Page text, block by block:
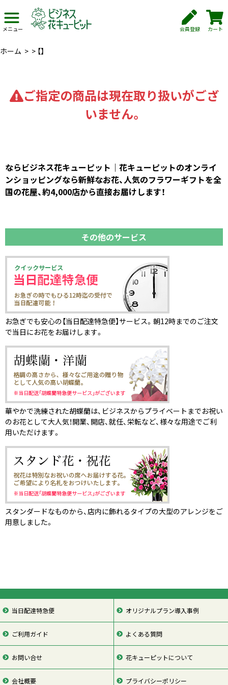
メニュー 会員登録 カート
ホーム > > 【】
ご指定の商品は現在取り扱いがござ
いません。
ならビジネス花キューピット｜花キューピットのオンライ
ンショッピングなら新鮮なお花、人気のフラワーギフトを全
国の花屋、約4,000店から直接お届けします！
その他のサービス
お急ぎでも安心の【当日配達特急便】サービス。朝12時までのご注文
で当日にお花をお届けします。
華やかで洗練された胡蝶蘭は、ビジネスからプライベートまでお祝い
のお花として大人気！開業、開店、就任、栄転など、様々な用途でご利
用いただけます。
スタンダードなものから、店内に飾れるタイプの大型のアレンジをご
用意しました。
当日配達特急便 オリジナルプラン導入事例
ご利用ガイド よくある質問
お問い合せ 花キューピットについて
会社概要 プライバシーポリシー